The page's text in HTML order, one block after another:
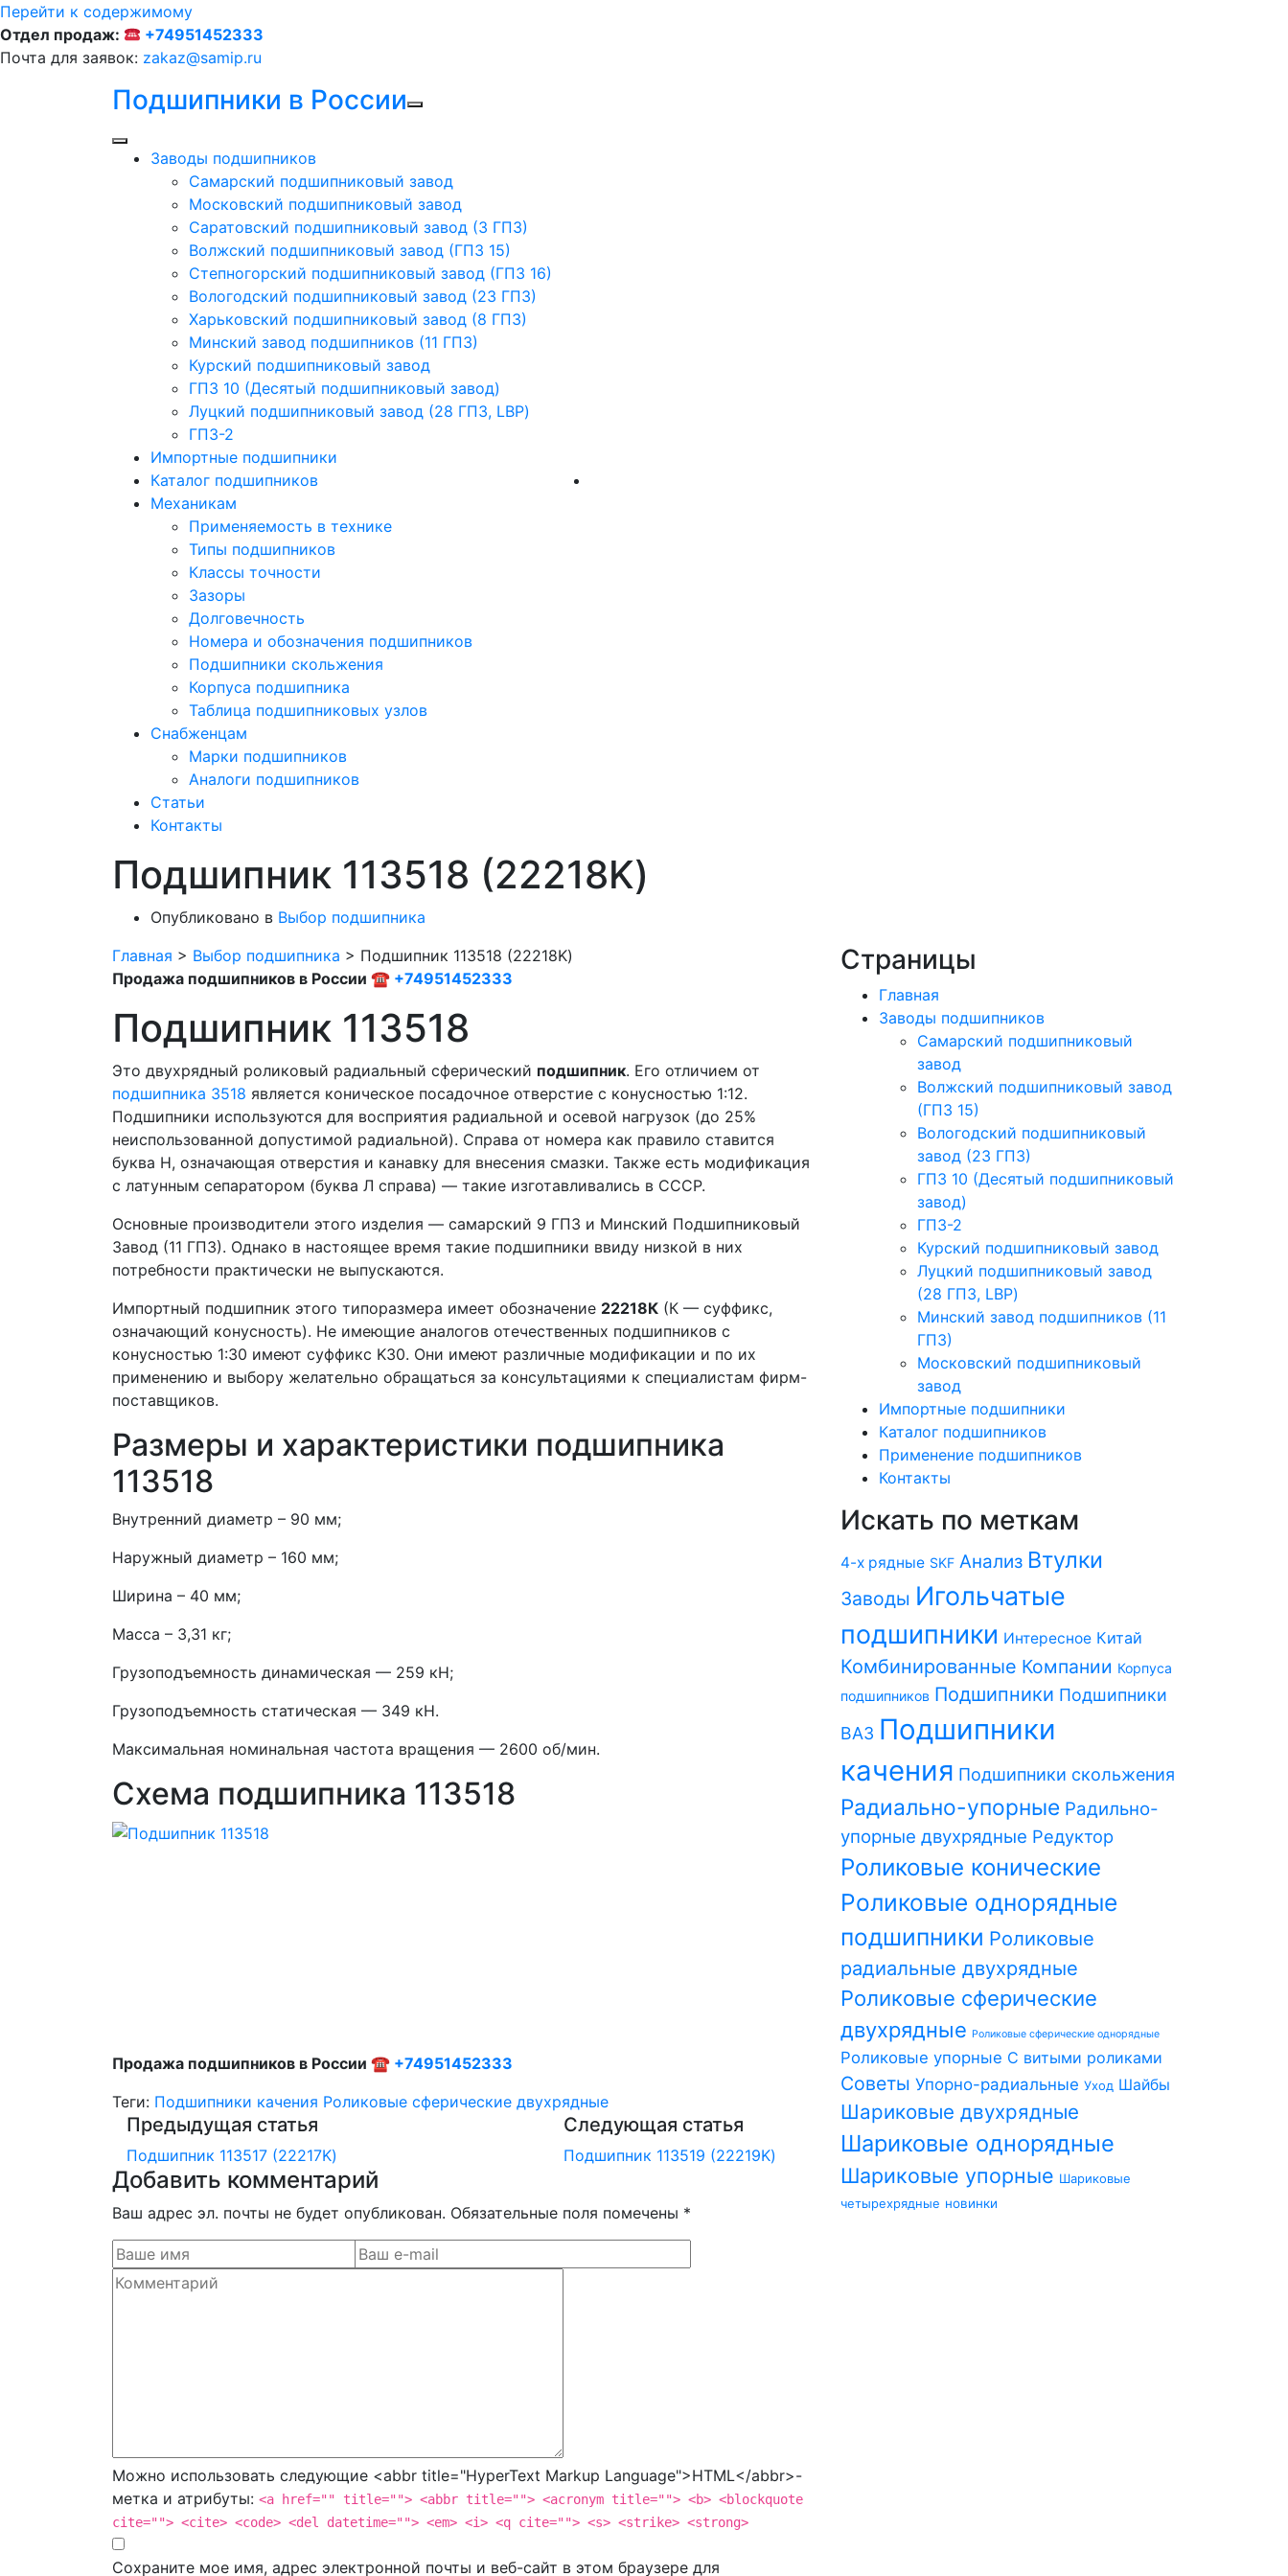
Перейти к содержимому
Отдел продаж:
+74951452333
Почта для заявок: zakaz@samip.ru
Подшипники в России
Заводы подшипников
Cамарский подшипниковый завод
Московский подшипниковый завод
Саратовский подшипниковый завод (3 ГПЗ)
Волжский подшипниковый завод (ГПЗ 15)
Степногорский подшипниковый завод (ГПЗ 16)
Вологодский подшипниковый завод (23 ГПЗ)
Харьковский подшипниковый завод (8 ГПЗ)
Минский завод подшипников (11 ГПЗ)
Курский подшипниковый завод
ГПЗ 10 (Десятый подшипниковый завод)
Луцкий подшипниковый завод (28 ГПЗ, LBP)
ГПЗ-2
Импортные подшипники
Каталог подшипников
Механикам
Применяемость в технике
Типы подшипников
Классы точности
Зазоры
Долговечность
Номера и обозначения подшипников
Подшипники скольжения
Корпуса подшипника
Таблица подшипниковых узлов
Снабженцам
Марки подшипников
Аналоги подшипников
Статьи
Контакты
Подшипник 113518 (22218K)
Опубликовано в Выбор подшипника
Главная > Выбор подшипника > Подшипник 113518 (22218K)
Продажа подшипников в России ☎ +74951452333
Подшипник 113518
Это двухрядный роликовый радиальный сферический подшипник. Его отличием от
подшипника 3518 является коническое посадочное отверстие с конусностью 1:12.
Подшипники используются для восприятия радиальной и осевой нагрузок (до 25%
неиспользованной допустимой радиальной). Справа от номера как правило ставится
буква Н, означающая отверстия и канавку для внесения смазки. Также есть модификация
с латунным сепаратором (буква Л справа) — такие изготавливались в СССР.
Основные производители этого изделия — самарский 9 ГПЗ и Минский Подшипниковый
Завод (11 ГПЗ). Однако в настоящее время такие подшипники ввиду низкой в них
потребности практически не выпускаются.
Импортный подшипник этого типоразмера имеет обозначение 22218К (К — суффикс,
означающий конусность). Не имеющие аналогов отечественных подшипников с
конусностью 1:30 имеют суффикс K30. Они имеют различные модификации и по их
применению и выбору желательно обращаться за консультациями к специалистам фирм-
поставщиков.
Размеры и характеристики подшипника
113518
Внутренний диаметр – 90 мм;
Наружный диаметр – 160 мм;
Ширина – 40 мм;
Масса – 3,31 кг;
Грузоподъемность динамическая — 259 кН;
Грузоподъемность статическая — 349 кН.
Максимальная номинальная частота вращения — 2600 об/мин.
Схема подшипника 113518
Продажа подшипников в России ☎ +74951452333
Теги: Подшипники качения Роликовые сферические двухрядные
Предыдущая статья
Подшипник 113517 (22217K)
Следующая статья
Подшипник 113519 (22219K)
Добавить комментарий
Ваш адрес эл. почты не будет опубликован. Обязательные поля помечены *
Можно использовать следующие <abbr title="HyperText Markup Language">HTML</abbr>-
метка и атрибуты: <a href="" title=""> <abbr title=""> <acronym title=""> <b> <blockquote
cite=""> <cite> <code> <del datetime=""> <em> <i> <q cite=""> <s> <strike> <strong>
Сохраните мое имя, адрес электронной почты и веб-сайт в этом браузере для
Страницы
Главная
Заводы подшипников
Cамарский подшипниковый
завод
Волжский подшипниковый завод
(ГПЗ 15)
Вологодский подшипниковый
завод (23 ГПЗ)
ГПЗ 10 (Десятый подшипниковый
завод)
ГПЗ-2
Курский подшипниковый завод
Луцкий подшипниковый завод
(28 ГПЗ, LBP)
Минский завод подшипников (11
ГПЗ)
Московский подшипниковый
завод
Импортные подшипники
Каталог подшипников
Применение подшипников
Контакты
Искать по меткам
4-х рядные SKF Анализ Втулки
Заводы Игольчатые
подшипники Интересное Китай
Комбинированные Компании Корпуса
подшипников Подшипники Подшипники
ВАЗ Подшипники
качения Подшипники скольжения
Радиально-упорные Радильно-
упорные двухрядные Редуктор
Роликовые конические
Роликовые однорядные
подшипники Роликовые
радиальные двухрядные
Роликовые сферические
двухрядные Роликовые сферические однорядные
Роликовые упорные С витыми роликами
Советы Упорно-радиальные Уход Шайбы
Шариковые двухрядные
Шариковые однорядные
Шариковые упорные Шариковые
четырехрядные новинки